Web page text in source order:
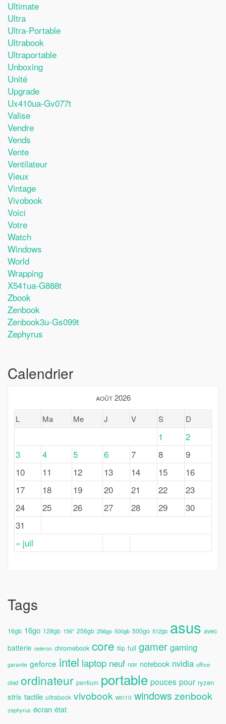
Ultimate
Ultra
Ultra-Portable
Ultrabook
Ultraportable
Unboxing
Unité
Upgrade
Ux410ua-Gv077t
Valise
Vendre
Vends
Vente
Ventilateur
Vieux
Vintage
Vivobook
Voici
Votre
Watch
Windows
World
Wrapping
X541ua-G888t
Zbook
Zenbook
Zenbook3u-Gs099t
Zephyrus
Calendrier
août 2026
L
Ma Me J V S D
« juil
1
2
3
4 5 6 7 8
9
10
11 12 13 14 15
16
17
18 19 20 21 22
23
24
25 26 27 28 29
30
31
Tags
16gb 16go 128gb 156'' 256gb 256go 500gb 500go 512go asus avec
batterie celeron chromebook core flip full gamer gaming
garantie geforce intel laptop neuf noir notebook nvidia office
oled ordinateur pentium portable pouces pour ryzen
strix tactile ultrabook vivobook win10 windows zenbook
zephyrus écran état